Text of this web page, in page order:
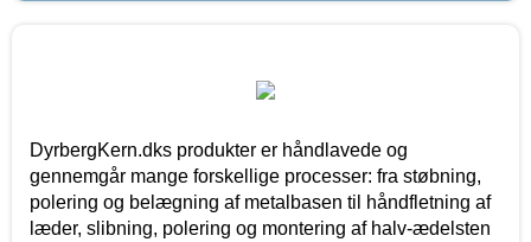
DyrbergKern.dks produkter er håndlavede og
gennemgår mange forskellige processer: fra støbning,
polering og belægning af metalbasen til håndfletning af
læder, slibning, polering og montering af halv-ædelsten